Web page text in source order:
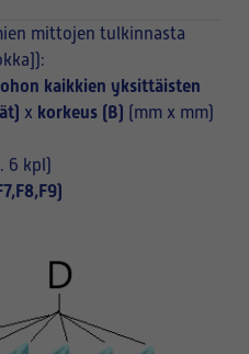
mittojen tulkinnasta
kaikkien yksittäisten
x korkeus (B) (mm x mm)
6 kpl)